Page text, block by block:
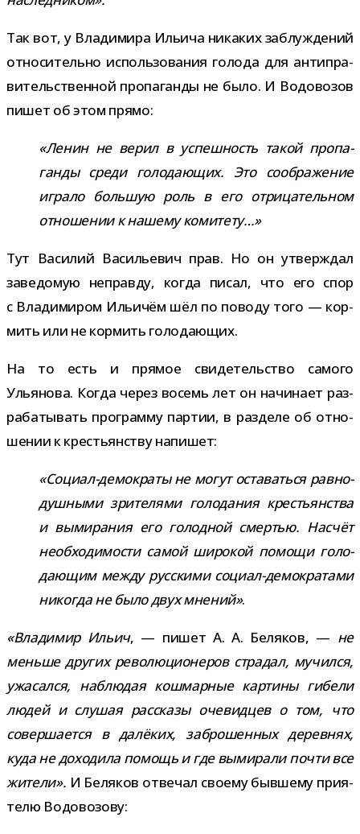
Так вот, у Владимира Ильича ника­ких заблуж­де­ний
отно­си­тельно исполь­зо­ва­ния голода для анти­пра­
ви­тель­ствен­ной про­па­ганды не было. И Водовозов
пишет об этом прямо:
«Ленин не верил в успеш­ность такой про­па­
ганды среди голо­да­ю­щих. Это сооб­ра­же­ние
играло боль­шую роль в его отри­ца­тель­ном
отно­ше­нии к нашему комитету…»
Тут Василий Васильевич прав. Но он утвер­ждал
заве­до­мую неправду, когда писал, что его спор
с Владимиром Ильичём шёл по поводу того — кор­
мить или не кор­мить голодающих.
На то есть и пря­мое сви­де­тель­ство самого
Ульянова. Когда через восемь лет он начи­нает раз­
ра­ба­ты­вать про­грамму пар­тии, в раз­деле об отно­
ше­нии к кре­стьян­ству напишет:
«Социал-​демократы не могут оста­ваться рав­но­
душ­ными зри­те­лями голо­да­ния кре­стьян­ства
и выми­ра­ния его голод­ной смер­тью. Насчёт
необ­хо­ди­мо­сти самой широ­кой помощи голо­
да­ю­щим между рус­скими социал-​демократами
нико­гда не было двух мне­ний».
«Владимир Ильич, — пишет А. А. Беляков, — не
меньше дру­гих рево­лю­ци­о­не­ров стра­дал, мучился,
ужа­сался, наблю­дая кош­мар­ные кар­тины гибели
людей и слу­шая рас­сказы оче­вид­цев о том, что
совер­ша­ется в далё­ких, забро­шен­ных дерев­нях,
куда не дохо­дила помощь и где выми­рали почти все
жители». И Беляков отве­чал сво­ему быв­шему при­я­
телю Водовозову: